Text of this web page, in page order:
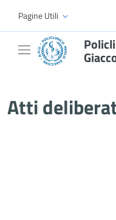
Skip to Main Content
Pagine Utili
Atti